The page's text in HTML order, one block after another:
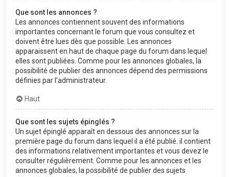
Que sont les annonces ?
Les annonces contiennent souvent des informations
importantes concernant le forum que vous consultez et
doivent être lues dès que possible. Les annonces
apparaissent en haut de chaque page du forum dans lequel
elles sont publiées. Comme pour les annonces globales, la
possibilité de publier des annonces dépend des permissions
définies par l’administrateur.
Haut
Que sont les sujets épinglés ?
Un sujet épinglé apparaît en dessous des annonces sur la
première page du forum dans lequel il a été publié. il contient
des informations relativement importantes et vous devez le
consulter régulièrement. Comme pour les annonces et les
annonces globales, la possibilité de publier des sujets